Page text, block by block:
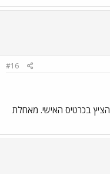
#16
בכרטיס האישי. מאחלת